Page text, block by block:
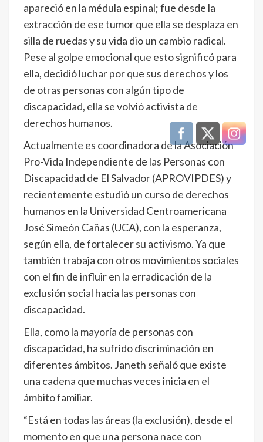
apareció en la médula espinal; fue desde la
extracción de ese tumor que ella se desplaza en
silla de ruedas y su vida dio un cambio radical.
Pese al golpe emocional que esto significó para
ella, decidió luchar por que sus derechos y los
de otras personas con algún tipo de
discapacidad, ella se volvió activista de
derechos humanos.
Actualmente es coordinadora de la Asociación
Pro-Vida Independiente de las Personas con
Discapacidad de El Salvador (APROVIPDES) y
recientemente estudió un curso de derechos
humanos en la Universidad Centroamericana
José Simeón Cañas (UCA), con la esperanza,
según ella, de fortalecer su activismo. Ya que
también trabaja con otros movimientos sociales
con el fin de influir en la erradicación de la
exclusión social hacia las personas con
discapacidad.
Ella, como la mayoría de personas con
discapacidad, ha sufrido discriminación en
diferentes ámbitos. Janeth señaló que existe
una cadena que muchas veces inicia en el
ámbito familiar.
“Está en todas las áreas (la exclusión), desde el
momento en que una persona nace con